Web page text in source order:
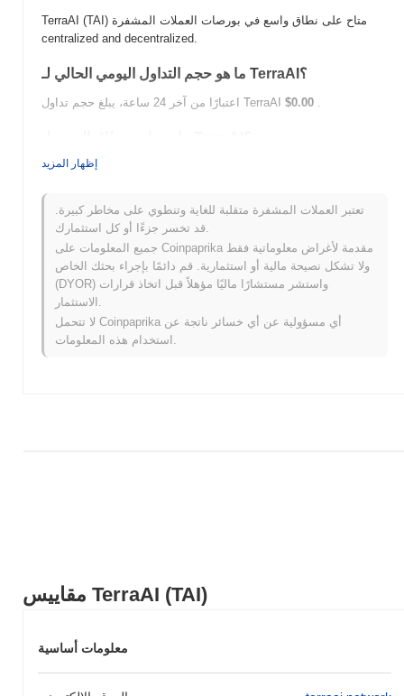
مقاييس TerraAI (TAI)
معلومات أساسية
TerraAI (TAI) متاح على نطاق واسع في بورصات العملات المشفرة
centralized and decentralized.
ما هو حجم التداول اليومي الحالي لـ TerraAI؟
اعتبارًا من آخر 24 ساعة، يبلغ حجم تداول TerraAI $0.00 .
TerraAI يتم تداوله حاليًا بنسبة
كيف يعمل TerraAI مقارنة بسوق العملات المشفرة
الأوسع؟
العملات المشفرة بشكل عام الذي سجل انخفاضًا0.14%
. يشير هذا
إظهار المزيد
تعتبر العملات المشفرة متقلبة للغاية وتنطوي على مخاطر كبيرة.
قد تخسر جزءًا أو كل استثمارك.
جميع المعلومات على Coinpaprika مقدمة لأغراض معلوماتية فقط
ولا تشكل نصيحة مالية أو استثمارية. قم دائمًا بإجراء بحثك الخاص
(DYOR) واستشر مستشارًا ماليًا مؤهلاً قبل اتخاذ قرارات
لا تتحمل Coinpaprika أي مسؤولية عن أي خسائر ناتجة عن